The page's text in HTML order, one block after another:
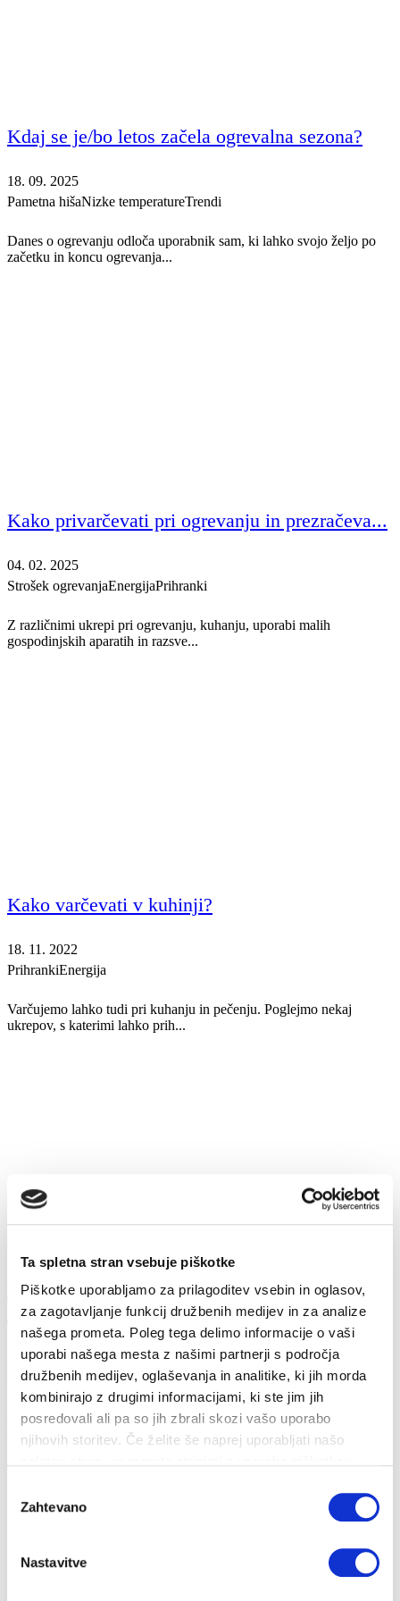
Ta spletna stran vsebuje piškotke
Piškotke uporabljamo za prilagoditev vsebin in oglasov,
za zagotavljanje funkcij družbenih medijev in za analize
našega prometa. Poleg tega delimo informacije o vaši
uporabi našega mesta z našimi partnerji s področja
družbenih medijev, oglaševanja in analitike, ki jih morda
kombinirajo z drugimi informacijami, ki ste jim jih
posredovali ali pa so jih zbrali skozi vašo uporabo
njihovih storitev. Če želite še naprej uporabljati našo
soglasja
Zahtevano
Nastavitve
Kdaj se je/bo letos začela ogrevalna sezona?
18. 09. 2025
Pametna hišaNizke temperatureTrendi
Danes o ogrevanju odloča uporabnik sam, ki lahko svojo željo po
začetku in koncu ogrevanja...
Kako privarčevati pri ogrevanju in prezračeva...
04. 02. 2025
Strošek ogrevanjaEnergijaPrihranki
Z različnimi ukrepi pri ogrevanju, kuhanju, uporabi malih
gospodinjskih aparatih in razsve...
Kako varčevati v kuhinji?
18. 11. 2022
PrihrankiEnergija
Varčujemo lahko tudi pri kuhanju in pečenju. Poglejmo nekaj
ukrepov, s katerimi lahko prih...
Ukrepi za obvladovanje energetske draginje
20...
26. 10. 2022
PrihrankiEnergija
Zakon o nujnem ukrepu na področju davka na dodano vrednost za
omilitev dviga cen energento...